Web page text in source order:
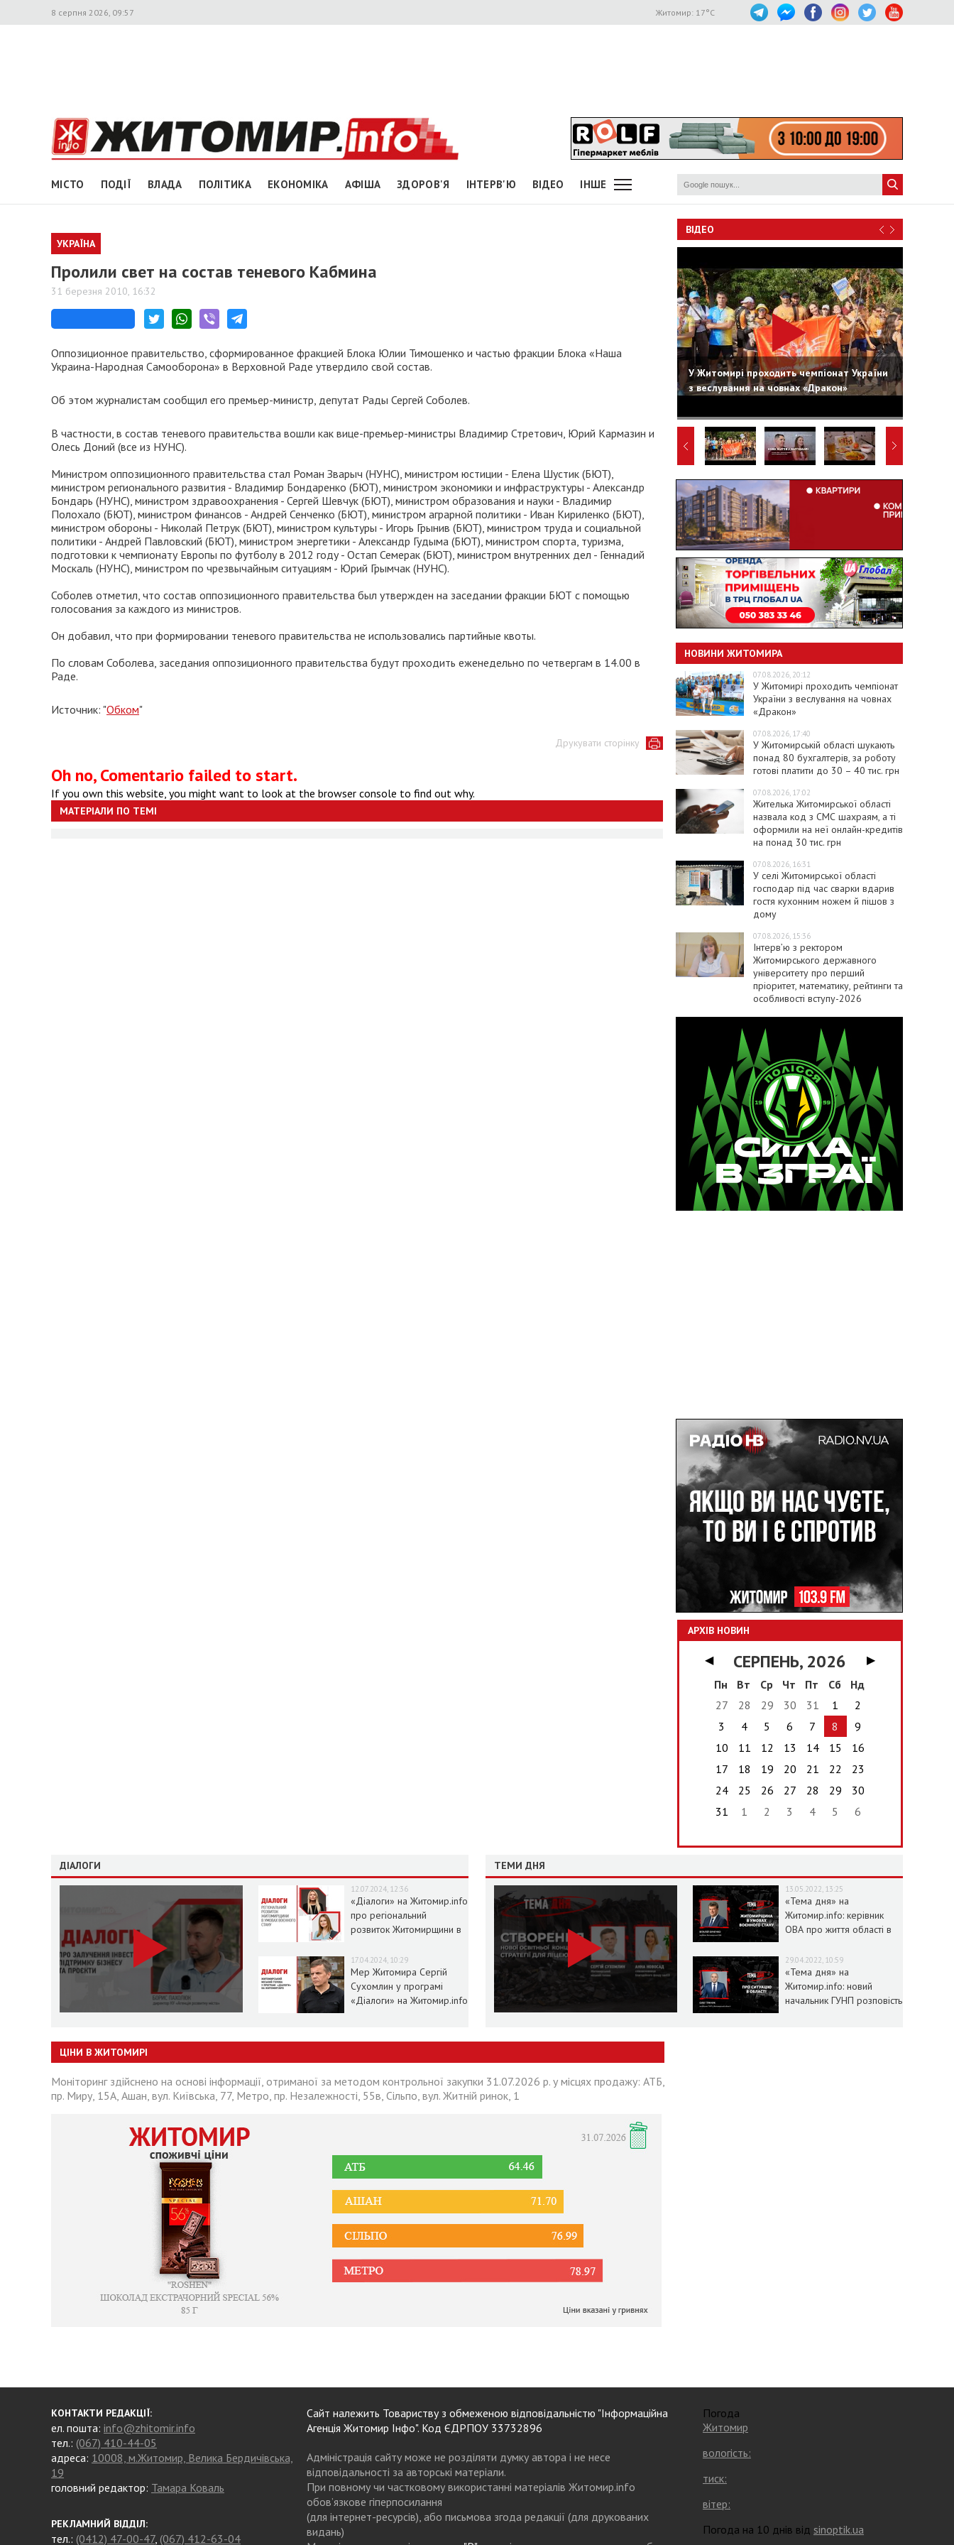
8 серпня 2026, 09:57 Житомир: 17°C
МІСТО ПОДІЇ ВЛАДА ПОЛІТИКА ЕКОНОМІКА АФІША ЗДОРОВ'Я ІНТЕРВ'Ю ВІДЕО ІНШЕ
УКРАЇНА
Пролили свет на состав теневого Кабмина
31 березня 2010, 16:32
Оппозиционное правительство, сформированное фракцией Блока Юлии Тимошенко и частью фракции Блока «Наша
Украина-Народная Самооборона» в Верховной Раде утвердило свой состав.
Об этом журналистам сообщил его премьер-министр, депутат Рады Сергей Соболев.
В частности, в состав теневого правительства вошли как вице-премьер-министры Владимир Стретович, Юрий Кармазин и
Олесь Доний (все из НУНС).
Министром оппозиционного правительства стал Роман Зварыч (НУНС), министром юстиции - Елена Шустик (БЮТ),
министром регионального развития - Владимир Бондаренко (БЮТ), министром экономики и инфраструктуры - Александр
Бондарь (НУНС), министром здравоохранения - Сергей Шевчук (БЮТ), министром образования и науки - Владимир
Полохало (БЮТ), министром финансов - Андрей Сенченко (БЮТ), министром аграрной политики - Иван Кириленко (БЮТ),
министром обороны - Николай Петрук (БЮТ), министром культуры - Игорь Грынив (БЮТ), министром труда и социальной
политики - Андрей Павловский (БЮТ), министром энергетики - Александр Гудыма (БЮТ), министром спорта, туризма,
подготовки к чемпионату Европы по футболу в 2012 году - Остап Семерак (БЮТ), министром внутренних дел - Геннадий
Москаль (НУНС), министром по чрезвычайным ситуациям - Юрий Грымчак (НУНС).
Соболев отметил, что состав оппозиционного правительства был утвержден на заседании фракции БЮТ с помощью
голосования за каждого из министров.
Он добавил, что при формировании теневого правительства не использовались партийные квоты.
По словам Соболева, заседания оппозиционного правительства будут проходить еженедельно по четвергам в 14.00 в
Раде.
Источник: "Обком"
Друкувати сторінку
Oh no, Comentario failed to start.
If you own this website, you might want to look at the browser console to find out why.
МАТЕРІАЛИ ПО ТЕМІ
ВІДЕО
У Житомирі проходить чемпіонат України
з веслування на човнах «Дракон»
НОВИНИ ЖИТОМИРА
07.08.2026, 20:12
У Житомирі проходить чемпіонат
України з веслування на човнах
«Дракон»
07.08.2026, 17:40
У Житомирській області шукають
понад 80 бухгалтерів, за роботу
готові платити до 30 – 40 тис. грн
07.08.2026, 17:02
Жителька Житомирської області
назвала код з СМС шахраям, а ті
оформили на неї онлайн-кредитів
на понад 30 тис. грн
07.08.2026, 16:31
У селі Житомирської області
господар під час сварки вдарив
гостя кухонним ножем й пішов з
дому
07.08.2026, 15:36
Інтерв’ю з ректором
Житомирського державного
університету про перший
пріоритет, математику, рейтинги та
особливості вступу-2026
АРХІВ НОВИН
◀ СЕРПЕНЬ, 2026
▶
Пн
Вт Ср Чт Пт Сб
Нд
27
28 29 30 31 1
2
3
4 5 6 7 8
9
10
11 12 13 14 15
16
17
18 19 20 21 22
23
24
25 26 27 28 29
30
31
1 2 3 4 5 6
ДІАЛОГИ
12.07.2024, 12:36
«Діалоги» на Житомир.info
про регіональний
розвиток Житомирщини в
17.04.2024, 10:29
Мер Житомира Сергій
Сухомлин у програмі
«Діалоги» на Житомир.info
ТЕМИ ДНЯ
13.05.2022, 13:25
«Тема дня» на
Житомир.info: керівник
ОВА про життя області в
29.04.2022, 10:59
«Тема дня» на
Житомир.info: новий
начальник ГУНП розповість
ЦІНИ В ЖИТОМИРІ
Моніторинг здійснено на основі інформації, отриманої за методом контрольної закупки 31.07.2026 р. у місцях продажу: АТБ,
пр. Миру, 15А, Ашан, вул. Київська, 77, Метро, пр. Незалежності, 55в, Сільпо, вул. Житній ринок, 1
КОНТАКТИ РЕДАКЦІЇ:
ел. пошта: info@zhitomir.info
тел.: (067) 410-44-05
адреса: 10008, м.Житомир, Велика Бердичівська,
19
головний редактор: Тамара Коваль
РЕКЛАМНИЙ ВІДДІЛ:
тел.: (0412) 47-00-47, (067) 412-63-04
Сайт належить Товариству з обмеженою відповідальністю "Інформаційна
Агенція Житомир Інфо". Код ЄДРПОУ 33732896
Адміністрація сайту може не розділяти думку автора і не несе
відповідальності за авторські матеріали.
При повному чи частковому використанні матеріалів Житомир.info
обов’язкове гіперпосилання
(для інтернет-ресурсів), або письмова згода редакції (для друкованих
видань)
Погода
Житомир
вологість:
тиск:
вітер:
Погода на 10 днів від sinoptik.ua